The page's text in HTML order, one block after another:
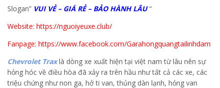
Slogan” VUI VẺ – GIÁ RẺ – BẢO HÀNH LÂU “
Website: https://nguoiyeuxe.club/
Fanpage: https://www.facebook.com/Garahongquangtailinhdam
Chevrolet Traxlà dòng xe xuất hiện tại việt nam từ lâu nên sự
hỏng hóc về điều hòa đã xảy ra trên hầu như tất cả các xe, các
triệu chứng như non ga, hở ti van, thủng dàn lạnh, hỏng van